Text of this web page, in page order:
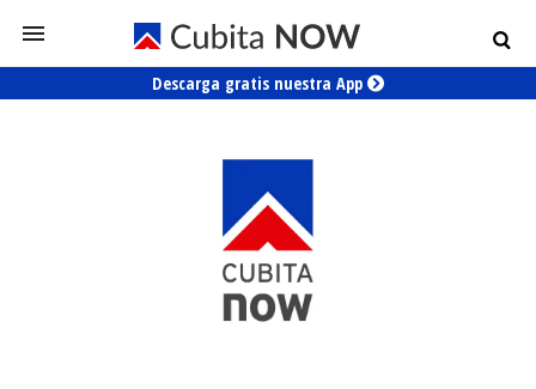
Descarga gratis nuestra App